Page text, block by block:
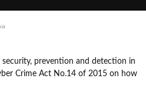
prevention and detection in
Crime Act No.14 of 2015 on how